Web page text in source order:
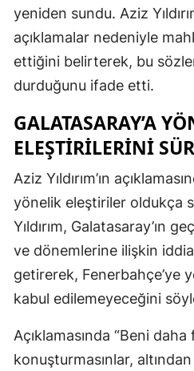
yeniden sundu. Aziz
açıklamalar nedeniyle
ettiğini belirterek, bu
durduğunu ifade etti.
GALATASARAY’A
ELEŞTIRILERINI
Aziz Yıldırım’ın
yönelik eleştiriler oldukça
Yıldırım, Galatasaray’ın
ve dönemlerine ilişkin
getirerek, Fenerbahçe’ye
kabul edilemeyeceğini
Açıklamasında “Beni daha
konuşturmasınlar,